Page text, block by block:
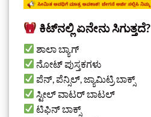
ಕಿಟ್‌ನಲ್ಲಿ ಏನೇನು ಸಿಗುತ್ತದೆ?
ಶಾಲಾ ಬ್ಯಾಗ್
ನೋಟ್ ಪುಸ್ತಕಗಳು
ಪೆನ್, ಪೆನ್ಸಿಲ್, ಜ್ಯಾಮಿಟ್ರಿ ಬಾಕ್ಸ್
ಸ್ಟೀಲ್ ವಾಟರ್ ಬಾಟಲ್
ಟಿಫಿನ್ ಬಾಕ್ಸ್